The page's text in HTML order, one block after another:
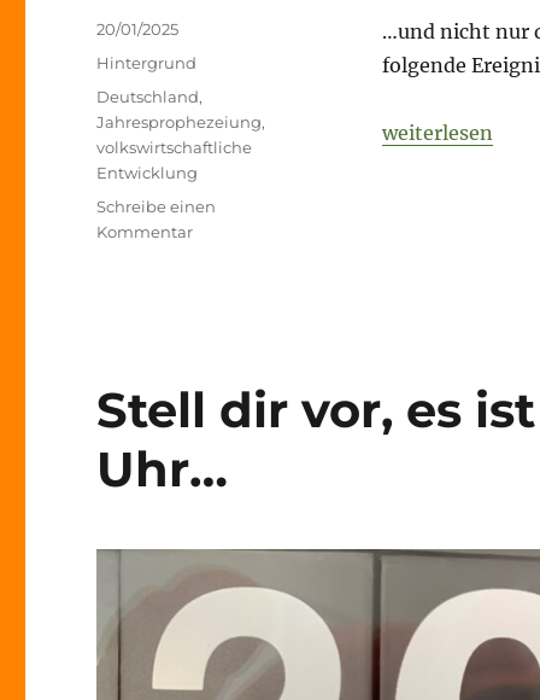
…und nicht nur
folgende
„Stell dir vor,
weiterlesen
Veröffentlicht
am
20/01/2025
Kategorien
Hintergrund
Schlagwörter
Deutschland,
Jahresprophezeiung,
volkswirtschaftliche
Entwicklung
Schreibe einen
Kommentarzu
31.12.2025,
20:30
Stell dir vor, es ist
Uhr…